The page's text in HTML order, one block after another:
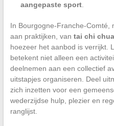
aangepaste sport.
In Bourgogne-Franche-Comté,
aan praktijken, van tai chi
hoezeer het aanbod is verrijkt.
betekent niet alleen een
deelnemen aan een collectief
uitstapjes organiseren. Deel
zich inzetten voor een
wederzijdse hulp, plezier en
ranglijst.